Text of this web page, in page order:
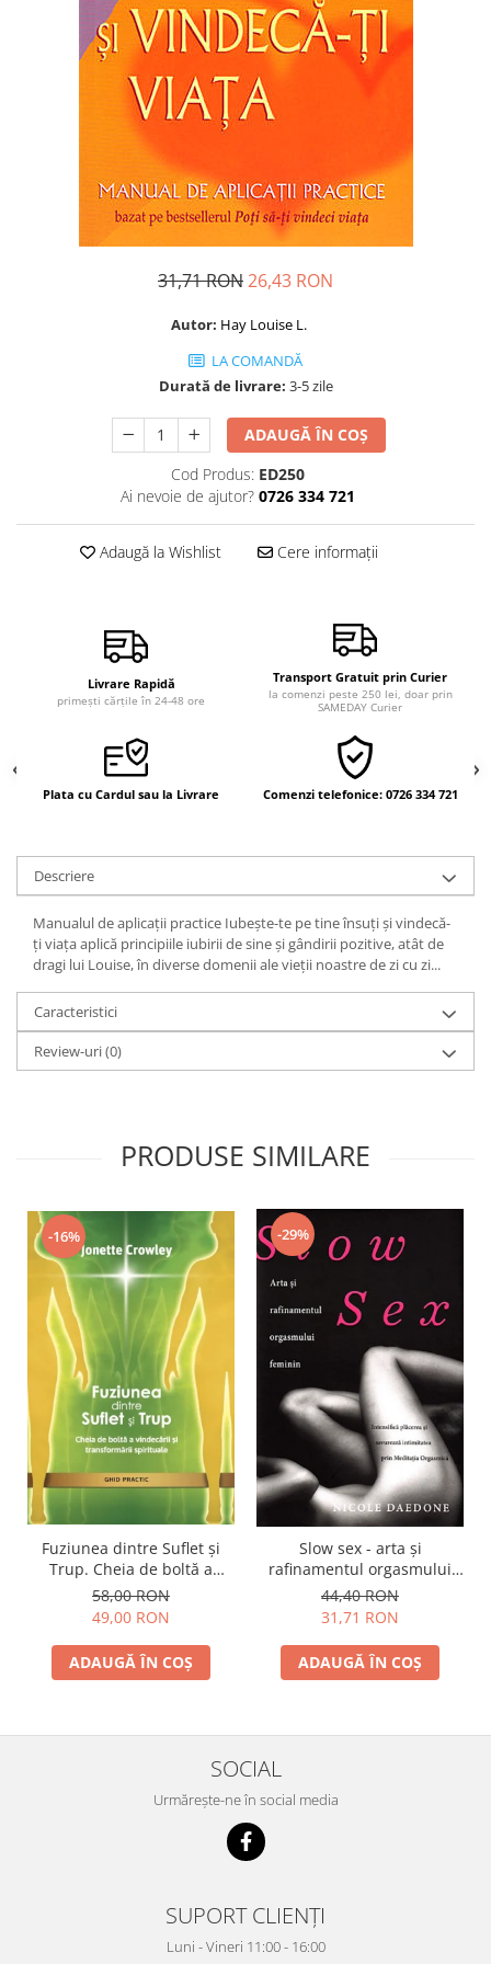
Astrologie
Seria Helena Blavatsky
Povestiri
Psihologie practică
Sexualitate
Lumea îngerilor
Seria Masaru Emoto
Inspiraţie divină
Viaţa de după moarte
Cristale
Supă de pui pentru suflet
Oracol
Spiritualitate şi ştiinţă
31,71 RON26,43 RON
Autor: Hay Louise L.
LA COMANDĂ
Durată de livrare: 3-5 zile
ADAUGĂ ÎN COȘ
Cod Produs: ED250
Ai nevoie de ajutor? 0726 334 721
Adaugă la Wishlist Cere informații
Livrare Rapidă
primești cărțile în 24-48 ore
Transport Gratuit prin Curier
la comenzi peste 250 lei, doar prin
SAMEDAY Curier
Plata cu Cardul sau la Livrare Comenzi telefonice: 0726 334 721
Descriere
Manualul de aplicaţii practice Iubeşte-te pe tine însuţi şi vindecă-
ţi viaţa aplică principiile iubirii de sine şi gândirii pozitive, atât de
dragi lui Louise, în diverse domenii ale vieţii noastre de zi cu zi...
Caracteristici
Review-uri(0)
PRODUSE SIMILARE
-16%
Fuziunea dintre Suflet și
Trup. Cheia de boltă a
vindecării și transformării
spirituale
58,00 RON
49,00 RON
ADAUGĂ ÎN COȘ
-29%
Slow sex - arta şi
rafinamentul orgasmului
feminin
44,40 RON
31,71 RON
ADAUGĂ ÎN COȘ
SOCIAL
Urmărește-ne în social media
SUPORT CLIENȚI
Luni - Vineri 11:00 - 16:00